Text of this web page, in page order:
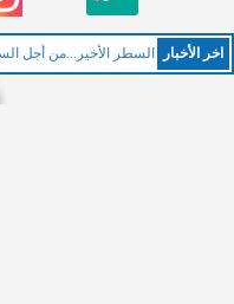
اخر اﻷخبار